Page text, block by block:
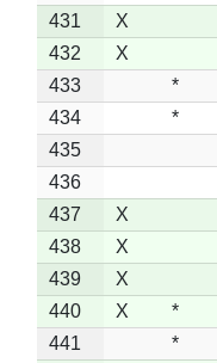
431
X
432
X
433
*
434
*
435
436
437
X
438
X
439
X
440
X *
441
*